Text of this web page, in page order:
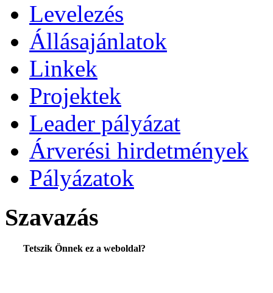
Levelezés
Állásajánlatok
Linkek
Projektek
Leader pályázat
Árverési hirdetmények
Pályázatok
Szavazás
Tetszik Önnek ez a weboldal?